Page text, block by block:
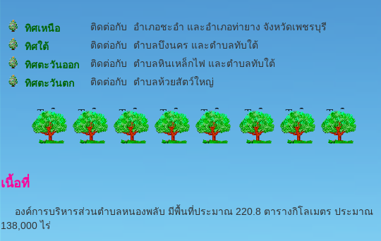
ทิศเหนือ ติดต่อกับ
อำเภอชะอำ และอำเภอท่ายาง จังหวัดเพชรบุรี
ทิศใต้
ติดต่อกับ
ตำบลบึงนคร และตำบลทับใต้
ทิศตะวันออก
ติดต่อกับ
ตำบลหินเหล็กไฟ และตำบลทับใต้
ทิศตะวันตก
ติดต่อกับ ตำบลห้วยสัตว์ใหญ่
เนื้อที่
องค์การบริหารส่วนตำบลหนองพลับ มีพื้นที่ประมาณ 220.8 ตารางกิโลเมตร ประมาณ
138,000 ไร่